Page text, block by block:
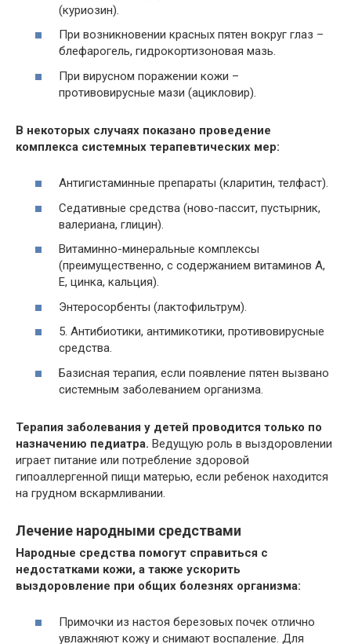
(куриозин).
При возникновении красных пятен вокруг глаз –
блефарогель, гидрокортизоновая мазь.
При вирусном поражении кожи –
противовирусные мази (ацикловир).
В некоторых случаях показано проведение
комплекса системных терапевтических мер:
Антигистаминные препараты (кларитин, телфаст).
Седативные средства (ново-пассит, пустырник,
валериана, глицин).
Витаминно-минеральные комплексы
(преимущественно, с содержанием витаминов А,
Е, цинка, кальция).
Энтеросорбенты (лактофильтрум).
5. Антибиотики, антимикотики, противовирусные
средства.
Базисная терапия, если появление пятен вызвано
системным заболеванием организма.
Терапия заболевания у детей проводится только по
назначению педиатра. Ведущую роль в выздоровлении
играет питание или потребление здоровой
гипоаллергенной пищи матерью, если ребенок находится
на грудном вскармливании.
Лечение народными средствами
Народные средства помогут справиться с
недостатками кожи, а также ускорить
выздоровление при общих болезнях организма:
Примочки из настоя березовых почек отлично
увлажняют кожу и снимают воспаление. Для